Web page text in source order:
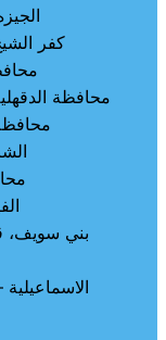
كفر
محافظة الدقهلية،
بني